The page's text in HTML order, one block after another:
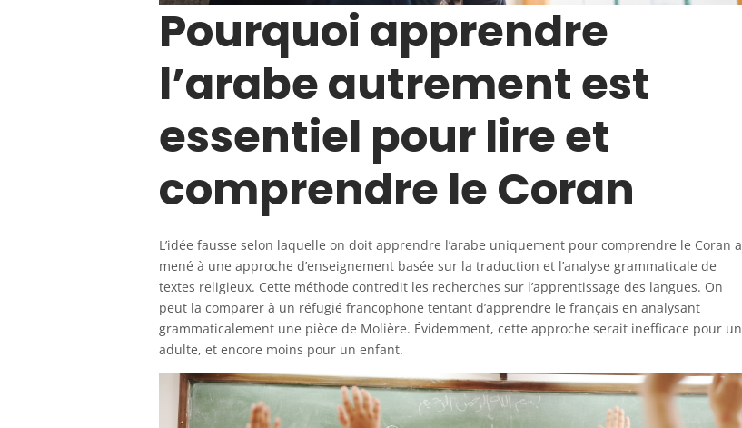
Pourquoi apprendre
l’arabe autrement est
essentiel pour lire et
comprendre le Coran
L’idée fausse selon laquelle on doit apprendre l’arabe uniquement pour comprendre le Coran a
mené à une approche d’enseignement basée sur la traduction et l’analyse grammaticale de
textes religieux. Cette méthode contredit les recherches sur l’apprentissage des langues. On
peut la comparer à un réfugié francophone tentant d’apprendre le français en analysant
grammaticalement une pièce de Molière. Évidemment, cette approche serait inefficace pour un
adulte, et encore moins pour un enfant.